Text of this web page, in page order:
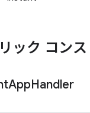
ック コン
AppHandler